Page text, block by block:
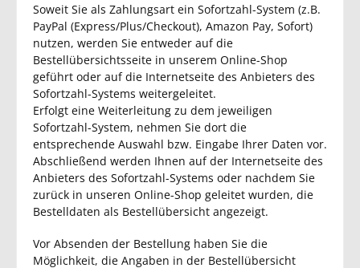
Soweit Sie als Zahlungsart ein Sofortzahl-System (z.B.
PayPal (Express/Plus/Checkout), Amazon Pay, Sofort)
nutzen, werden Sie entweder auf die
Bestellübersichtsseite in unserem Online-Shop
geführt oder auf die Internetseite des Anbieters des
Sofortzahl-Systems weitergeleitet.
Erfolgt eine Weiterleitung zu dem jeweiligen
Sofortzahl-System, nehmen Sie dort die
entsprechende Auswahl bzw. Eingabe Ihrer Daten vor.
Abschließend werden Ihnen auf der Internetseite des
Anbieters des Sofortzahl-Systems oder nachdem Sie
zurück in unseren Online-Shop geleitet wurden, die
Bestelldaten als Bestellübersicht angezeigt.
Vor Absenden der Bestellung haben Sie die
Möglichkeit, die Angaben in der Bestellübersicht